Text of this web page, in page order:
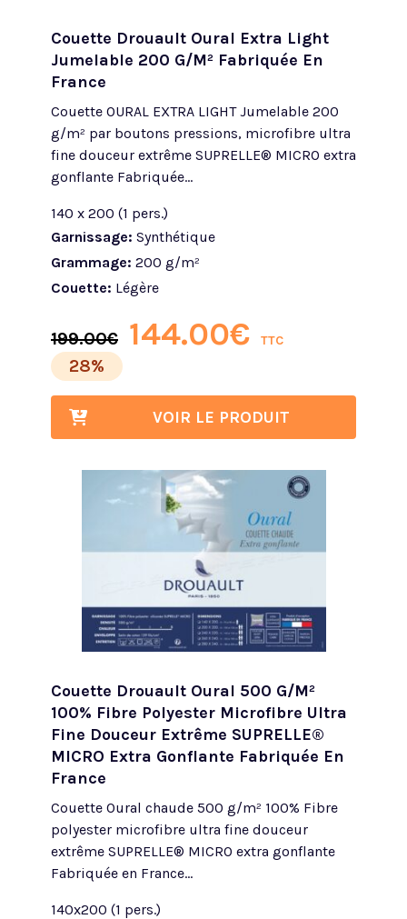
Couette Drouault Oural Extra Light
Jumelable 200 G/m² Fabriquée En
France
Couette OURAL EXTRA LIGHT Jumelable 200
g/m² par boutons pressions, microfibre ultra
fine douceur extrême SUPRELLE® MICRO extra
gonflante Fabriquée...
140 x 200 (1 pers.)
Garnissage: Synthétique
Grammage: 200 g/m²
Couette: Légère
199.00€ 144.00€ TTC
28%
VOIR LE PRODUIT
Couette Drouault Oural 500 G/m²
100% Fibre Polyester Microfibre Ultra
Fine Douceur Extrême SUPRELLE®
MICRO Extra Gonflante Fabriquée En
France
Couette Oural chaude 500 g/m² 100% Fibre
polyester microfibre ultra fine douceur
extrême SUPRELLE® MICRO extra gonflante
Fabriquée en France...
140x200 (1 pers.)